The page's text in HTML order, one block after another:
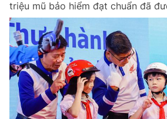
Theo dõi báo trên
Hotline
0906 645 777
Liên hệ
0908
triệu mũ bảo hiểm đạt chuẩn đã